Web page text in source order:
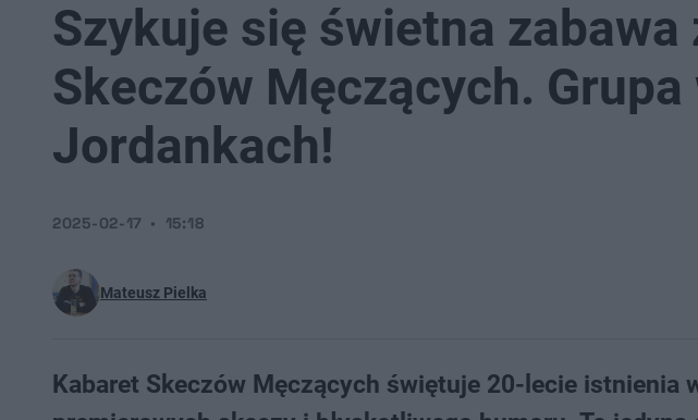
Szykuje się świetna zabawa
Skeczów Męczących.
Jordankach!
Mateusz Pielka
2025-02-17 15:18
Kabaret Skeczów Męczących świętuje 20-lecie istnienia